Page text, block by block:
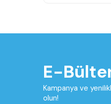
E-
Kampanya ve
olun!